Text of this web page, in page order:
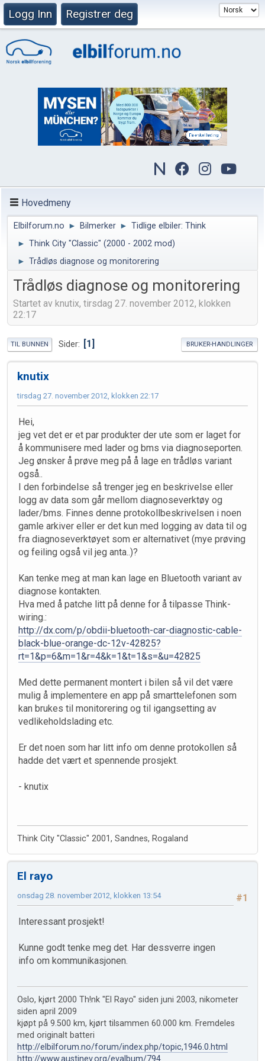
Logg Inn Registrer deg
Hovedmeny
Elbilforum.no ► Bilmerker ► Tidlige elbiler: Think
► Think City "Classic" (2000 - 2002 mod)
► Trådløs diagnose og monitorering
Trådløs diagnose og monitorering
Startet av knutix, tirsdag 27. november 2012, klokken
22:17
TIL BUNNEN Sider 1 BRUKER-HANDLINGER
knutix
tirsdag 27. november 2012, klokken 22:17
Hei,
jeg vet det er et par produkter der ute som er laget for
å kommunisere med lader og bms via diagnoseporten.
Jeg ønsker å prøve meg på å lage en trådløs variant
også..
I den forbindelse så trenger jeg en beskrivelse eller
logg av data som går mellom diagnoseverktøy og
lader/bms. Finnes denne protokollbeskrivelsen i noen
gamle arkiver eller er det kun med logging av data til og
fra diagnoseverktøyet som er alternativet (mye prøving
og feiling også vil jeg anta..)?
Kan tenke meg at man kan lage en Bluetooth variant av
diagnose kontakten.
Hva med å patche litt på denne for å tilpasse Think-
wiring.:
http://dx.com/p/obdii-bluetooth-car-diagnostic-cable-
black-blue-orange-dc-12v-42825?
rt=1&p=6&m=1&r=4&k=1&t=1&s=&u=42825
Med dette permanent montert i bilen så vil det være
mulig å implementere en app på smarttelefonen som
kan brukes til monitorering og til igangsetting av
vedlikeholdslading etc.
Er det noen som har litt info om denne protokollen så
hadde det vært et spennende prosjekt.
- knutix
Think City "Classic" 2001, Sandnes, Rogaland
El rayo
#1
onsdag 28. november 2012, klokken 13:54
Interessant prosjekt!
Kunne godt tenke meg det. Har dessverre ingen
info om kommunikasjonen.
Oslo, kjørt 2000 Th!nk "El Rayo" siden juni 2003, nikometer
siden april 2009
kjøpt på 9.500 km, kjørt tilsammen 60.000 km. Fremdeles
med originalt batteri
http://elbilforum.no/forum/index.php/topic,1946.0.html
http://www.austinev.org/evalbum/794